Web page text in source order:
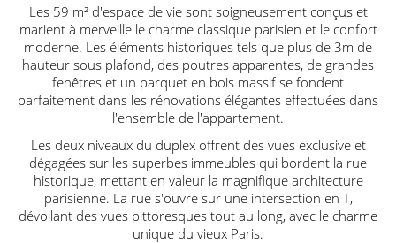
Les 59 m² d'espace de vie sont soigneusement conçus et
marient à merveille le charme classique parisien et le confort
moderne. Les éléments historiques tels que plus de 3m de
hauteur sous plafond, des poutres apparentes, de grandes
fenêtres et un parquet en bois massif se fondent
parfaitement dans les rénovations élégantes effectuées dans
l'ensemble de l'appartement.
Les deux niveaux du duplex offrent des vues exclusive et
dégagées sur les superbes immeubles qui bordent la rue
historique, mettant en valeur la magnifique architecture
parisienne. La rue s'ouvre sur une intersection en T,
dévoilant des vues pittoresques tout au long, avec le charme
unique du vieux Paris.